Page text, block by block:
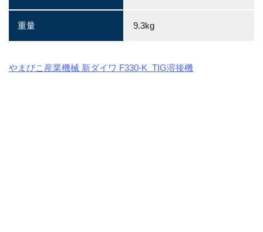
重量 9.3kg
やまびこ産業機械 新ダイワ F330-K TIG溶接機